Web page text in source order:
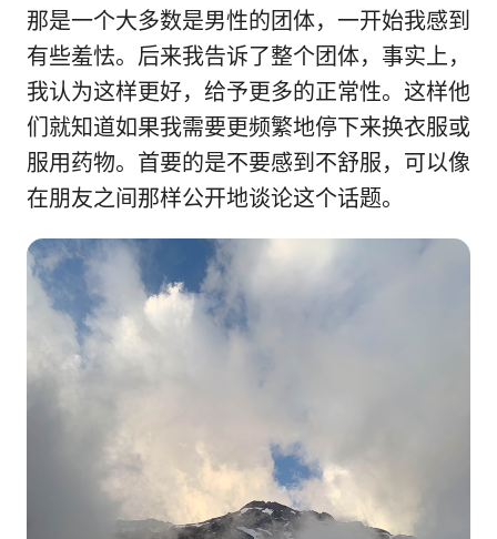
那是一个大多数是男性的团体，一开始我感到
有些羞怯。后来我告诉了整个团体，事实上，
我认为这样更好，给予更多的正常性。这样他
们就知道如果我需要更频繁地停下来换衣服或
服用药物。首要的是不要感到不舒服，可以像
在朋友之间那样公开地谈论这个话题。